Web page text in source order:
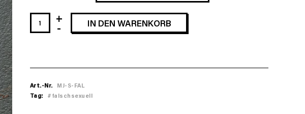
Milchjugend-
Sticker:
IN DEN WARENKORB
Art.-Nr.
MJ-S-FAL
Tag:
#falschsexuell